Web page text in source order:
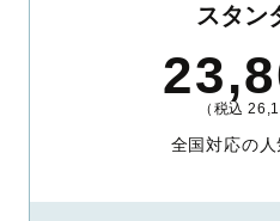
スタン
（税込
全国対応の人